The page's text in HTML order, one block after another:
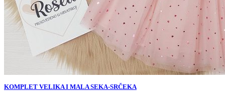
KOMPLET VELIKA I MALA SEKA-SRČEKA